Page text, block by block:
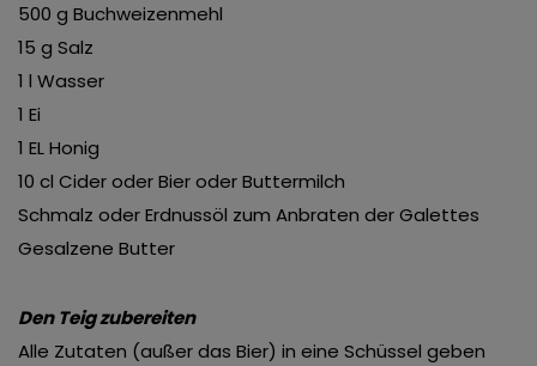
500 g Buchweizenmehl
15 g Salz
1 l Wasser
1 Ei
1 EL Honig
10 cl Cider oder Bier oder Buttermilch
Schmalz oder Erdnussöl zum Anbraten der Galettes
Gesalzene Butter
Den Teig zubereiten
Alle Zutaten (außer das Bier) in eine Schüssel geben